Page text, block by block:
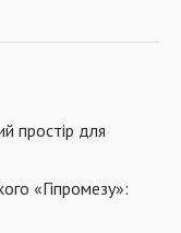
простір для
«Гіпромезу»: